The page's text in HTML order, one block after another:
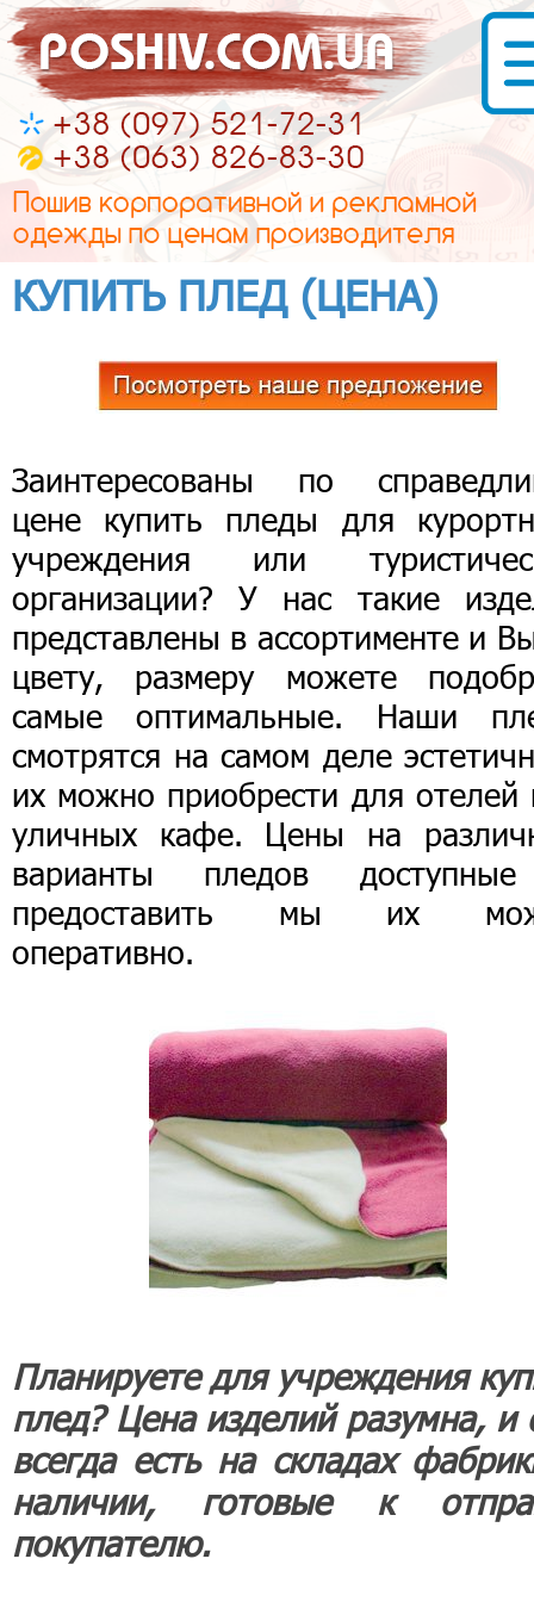
КУПИТЬ ПЛЕД (ЦЕНА)
Заинтересованы по
цене купить пледы для
учреждения или
организации? У нас такие
представлены в ассортименте и
цвету, размеру можете
самые оптимальные. Наши
смотрятся на самом деле
их можно приобрести для отелей
уличных кафе. Цены на
варианты пледов
предоставить мы их
оперативно.
Планируете для учреждения
плед? Цена изделий разумна, и
всегда есть на складах
наличии, готовые к
покупателю.